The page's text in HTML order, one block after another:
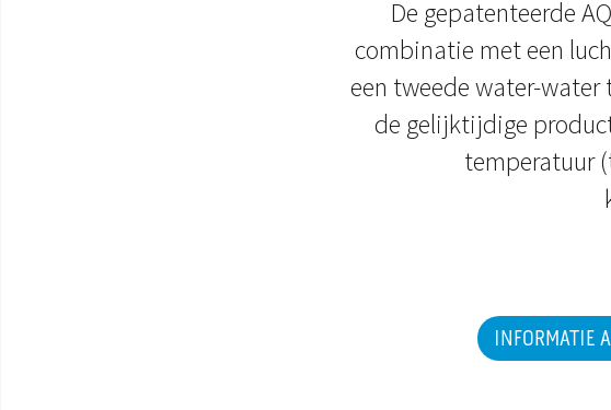
De gepatenteerde
combinatie met een
een tweede water-
de gelijktijdige
temperatuur
INFORMATIE